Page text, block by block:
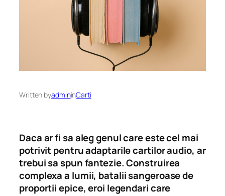
Written byadmininCarti
Daca ar fi sa aleg genul care este cel mai
potrivit pentru adaptarile cartilor audio, ar
trebui sa spun fantezie. Construirea
complexa a lumii, batalii sangeroase de
proportii epice, eroi legendari care